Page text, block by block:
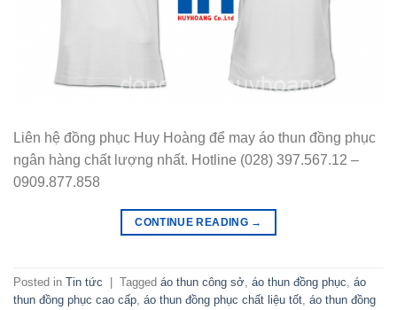
Liên hệ đồng phục Huy Hoàng để may áo thun đồng phục
ngân hàng chất lượng nhất. Hotline (028) 397.567.12 –
0909.877.858
CONTINUE READING →
Posted in Tin tức Tagged áo thun công sở, áo thun đồng phục, áo
thun đồng phục cao cấp, áo thun đồng phục chất liệu tốt, áo thun đồng